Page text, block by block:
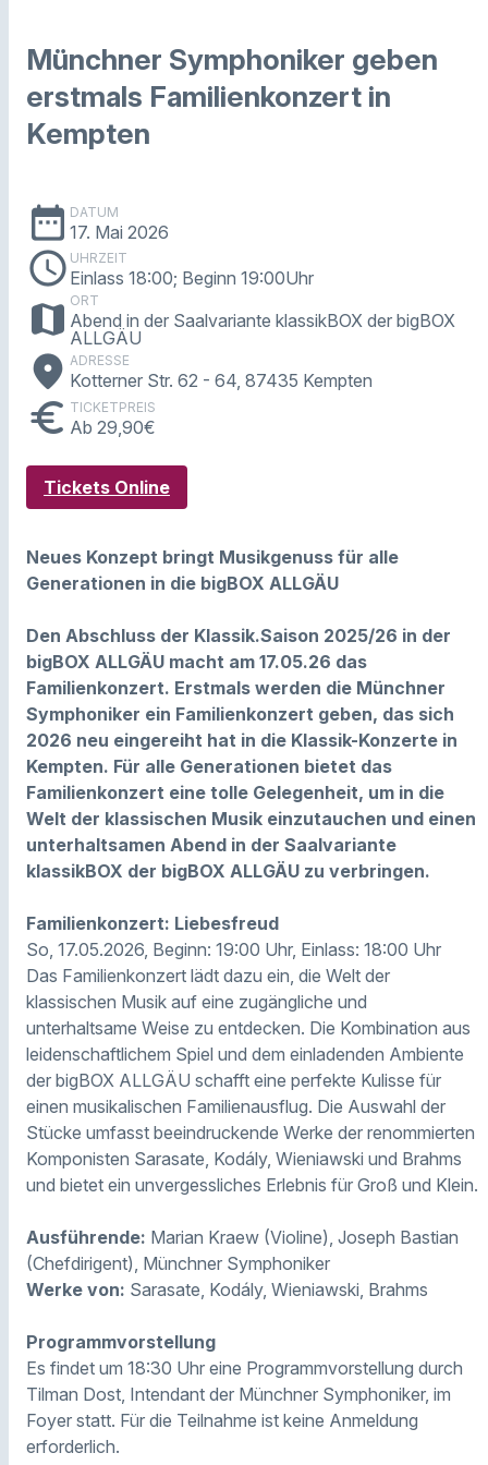
Münchner Symphoniker geben
erstmals Familienkonzert in
Kempten
date_range DATUM
17. Mai 2026
schedule UHRZEIT
Einlass 18:00; Beginn 19:00Uhr
map ORT
Abend in der Saalvariante klassikBOX der bigBOX
ALLGÄU
place ADRESSE
Kotterner Str. 62 - 64, 87435 Kempten
euro TICKETPREIS
Ab 29,90€
Tickets Online
Neues Konzept bringt Musikgenuss für alle
Generationen in die bigBOX ALLGÄU
Den Abschluss der Klassik.Saison 2025/26 in der
bigBOX ALLGÄU macht am 17.05.26 das
Familienkonzert. Erstmals werden die Münchner
Symphoniker ein Familienkonzert geben, das sich
2026 neu eingereiht hat in die Klassik-Konzerte in
Kempten. Für alle Generationen bietet das
Familienkonzert eine tolle Gelegenheit, um in die
Welt der klassischen Musik einzutauchen und einen
unterhaltsamen Abend in der Saalvariante
klassikBOX der bigBOX ALLGÄU zu verbringen.
Familienkonzert: Liebesfreud
So, 17.05.2026, Beginn: 19:00 Uhr, Einlass: 18:00 Uhr
Das Familienkonzert lädt dazu ein, die Welt der
klassischen Musik auf eine zugängliche und
unterhaltsame Weise zu entdecken. Die Kombination aus
leidenschaftlichem Spiel und dem einladenden Ambiente
der bigBOX ALLGÄU schafft eine perfekte Kulisse für
einen musikalischen Familienausflug. Die Auswahl der
Stücke umfasst beeindruckende Werke der renommierten
Komponisten Sarasate, Kodály, Wieniawski und Brahms
und bietet ein unvergessliches Erlebnis für Groß und Klein.
Ausführende: Marian Kraew (Violine), Joseph Bastian
(Chefdirigent), Münchner Symphoniker
Werke von: Sarasate, Kodály, Wieniawski, Brahms
Programmvorstellung
Es findet um 18:30 Uhr eine Programmvorstellung durch
Tilman Dost, Intendant der Münchner Symphoniker, im
Foyer statt. Für die Teilnahme ist keine Anmeldung
erforderlich.